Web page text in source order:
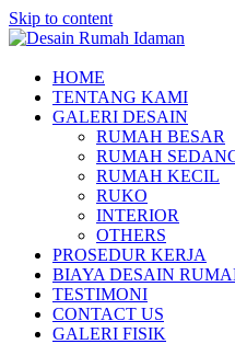
Skip to content
HOME
TENTANG KAMI
GALERI DESAIN
RUMAH BESAR
RUMAH
RUMAH KECIL
RUKO
INTERIOR
OTHERS
PROSEDUR KERJA
BIAYA DESAIN
TESTIMONI
CONTACT US
GALERI FISIK